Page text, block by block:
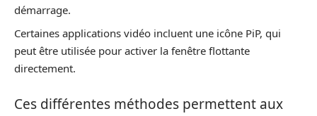
démarrage.
Certaines applications vidéo incluent une icône PiP, qui
peut être utilisée pour activer la fenêtre flottante
directement.
Ces différentes méthodes permettent aux